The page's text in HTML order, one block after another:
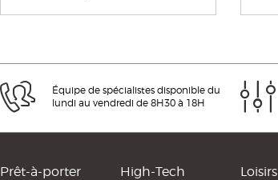
Équipe de spécialistes disponible du
lundi au vendredi de 8H30 à 18H
Prêt-à-porter High-Tech Loisirs